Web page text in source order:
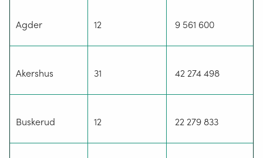
Agder 12 9 561 600
Akershus 31 42 274 498
Buskerud 12 22 279 833